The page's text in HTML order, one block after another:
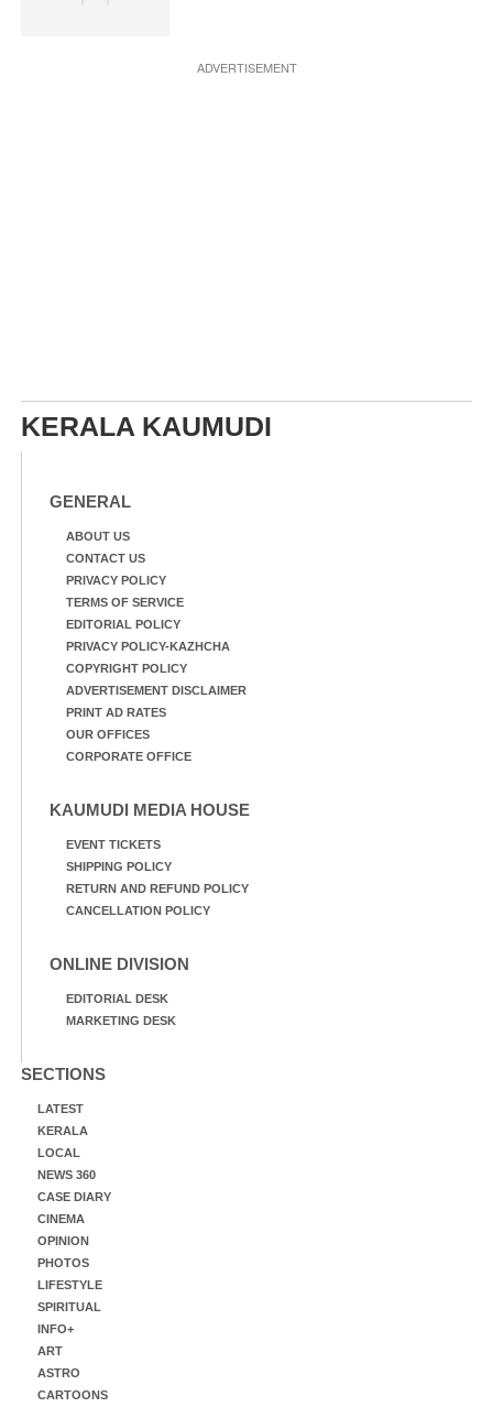
ADVERTISEMENT
KERALA KAUMUDI
GENERAL
ABOUT US
CONTACT US
PRIVACY POLICY
TERMS OF SERVICE
EDITORIAL POLICY
PRIVACY POLICY-KAZHCHA
COPYRIGHT POLICY
ADVERTISEMENT DISCLAIMER
PRINT AD RATES
OUR OFFICES
CORPORATE OFFICE
KAUMUDI MEDIA HOUSE
EVENT TICKETS
SHIPPING POLICY
RETURN AND REFUND POLICY
CANCELLATION POLICY
ONLINE DIVISION
EDITORIAL DESK
MARKETING DESK
SECTIONS
LATEST
KERALA
LOCAL
NEWS 360
CASE DIARY
CINEMA
OPINION
PHOTOS
LIFESTYLE
SPIRITUAL
INFO+
ART
ASTRO
CARTOONS